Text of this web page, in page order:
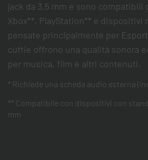
jack da 3,5 mm e sono compatibili
Xbox**, PlayStation** e dispositivi
pensate principalmente per
cuffie offrono una qualità sonora
per musica, film e altri contenuti.
* Richiede una scheda audio esterna
** Compatibile con dispositivi con
mm